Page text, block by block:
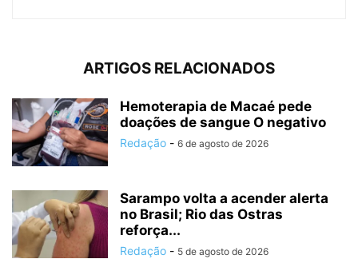
ARTIGOS RELACIONADOS
Hemoterapia de Macaé pede
doações de sangue O negativo
Redação - 6 de agosto de 2026
Sarampo volta a acender alerta
no Brasil; Rio das Ostras
reforça...
Redação - 5 de agosto de 2026